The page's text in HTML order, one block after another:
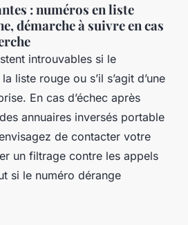
: numéros en liste
démarche à suivre en cas
introuvables si le
liste rouge ou s’il s’agit d’une
En cas d’échec après
annuaires inversés portable
de contacter votre
un filtrage contre les appels
si le numéro dérange